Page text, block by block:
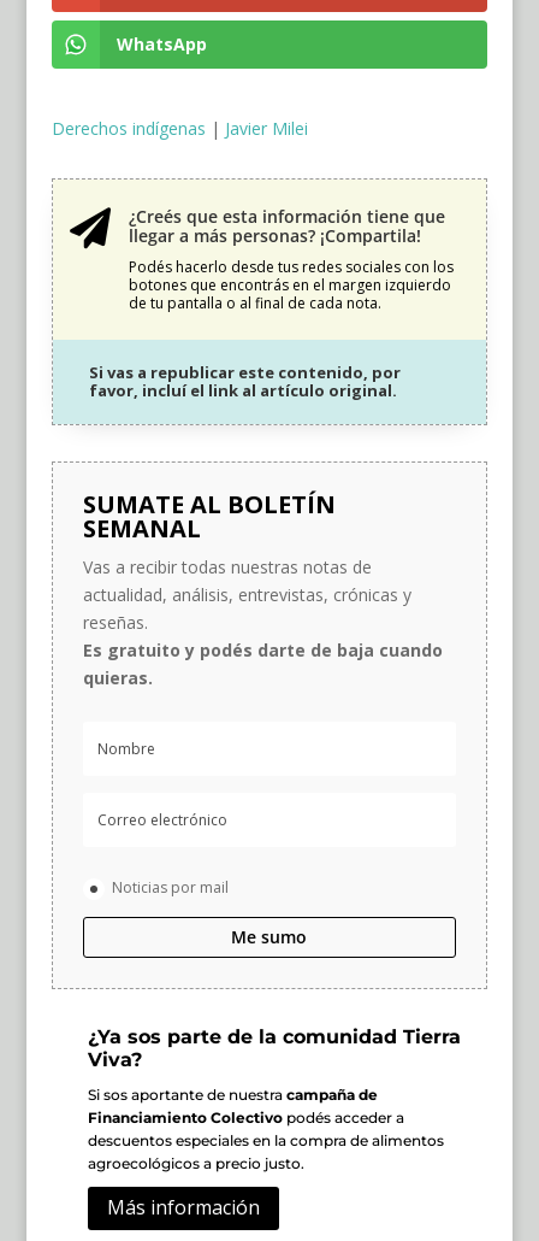
WhatsApp
Derechos indígenas | Javier Milei

¿Creés que esta información tiene que
llegar a más personas? ¡Compartila!
Podés hacerlo desde tus redes sociales con los
botones que encontrás en el margen izquierdo
de tu pantalla o al final de cada nota.
Si vas a republicar este contenido, por
favor, incluí el link al artículo original.
SUMATE AL BOLETÍN
SEMANAL
Vas a recibir todas nuestras notas de
actualidad, análisis, entrevistas, crónicas y
reseñas.
Es gratuito y podés darte de baja cuando
quieras.
Noticias por mail
Me sumo
¿Ya sos parte de la comunidad Tierra
Viva?
Si sos aportante de nuestra campaña de
Financiamiento Colectivopodés acceder a
descuentos especiales en la compra de alimentos
agroecológicos a precio justo.
Más información